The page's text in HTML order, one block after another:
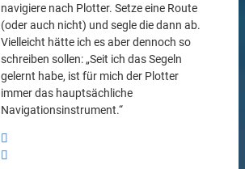
navigiere nach Plotter. Setze eine Route
(oder auch nicht) und segle die dann ab.
Vielleicht hätte ich es aber dennoch so
schreiben sollen: „Seit ich das Segeln
gelernt habe, ist für mich der Plotter
immer das hauptsächliche
Navigationsinstrument.“